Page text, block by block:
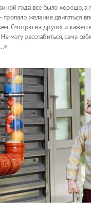
года все было хорошо, а
желание двигаться
Смотрю на других и
могу расслабиться, сама